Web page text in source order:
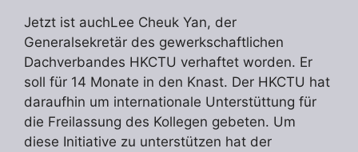
Jetzt ist auchLee Cheuk Yan, der
Generalsekretär des gewerkschaftlichen
Dachverbandes HKCTU verhaftet worden. Er
soll für 14 Monate in den Knast. Der HKCTU hat
daraufhin um internationale Unterstüttung für
die Freilassung des Kollegen gebeten. Um
diese Initiative zu unterstützen hat der